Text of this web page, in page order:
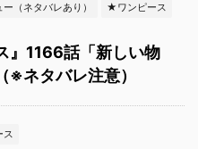
（ネタバレあり） ★ワンピース
』1166話「新しい物
※ネタバレ注意）
ス